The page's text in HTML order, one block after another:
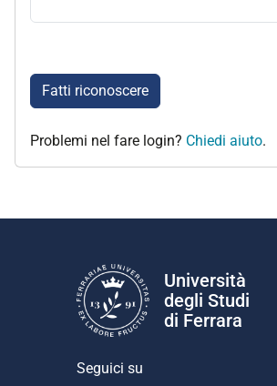
Fatti riconoscere
Problemi nel fare login? Chiedi aiuto.
Università
degli Studi
di Ferrara
Seguici su